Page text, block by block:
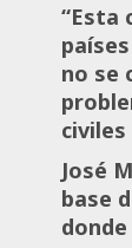
“Esta
no se
José
base